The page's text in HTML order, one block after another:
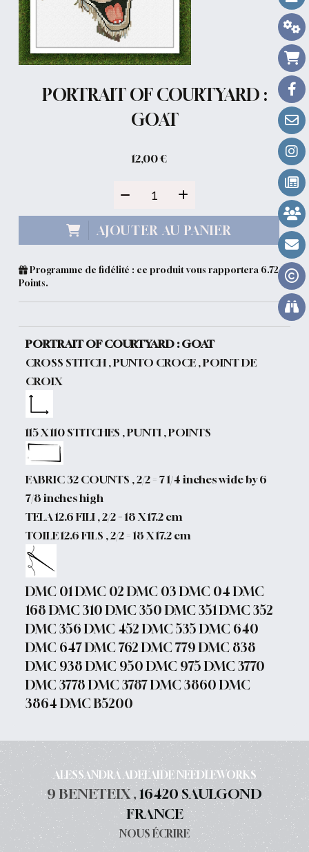
PORTRAIT OF COURTYARD :
GOAT
12,00€
AJOUTER AU PANIER
Programme de fidélité : ce produit vous rapportera 6.72
Points.
PORTRAIT OF COURTYARD : GOAT
CROSS STITCH , PUNTO CROCE , POINT DE
CROIX
115 X 110 STITCHES , PUNTI , POINTS
FABRIC 32 COUNTS , 2/2 = 7 1/4 inches wide by 6
7/8 inches high
TELA 12.6 FILI , 2/2 = 18 X 17.2 cm
TOILE 12.6 FILS , 2/2 = 18 X 17.2 cm
DMC 01 DMC 02 DMC 03 DMC 04 DMC
168 DMC 310 DMC 350 DMC 351 DMC 352
DMC 356 DMC 452 DMC 535 DMC 640
DMC 647 DMC 762 DMC 779 DMC 838
DMC 938 DMC 950 DMC 975 DMC 3770
DMC 3778 DMC 3787 DMC 3860 DMC
3864 DMC B5200
ALESSANDRA ADELAIDE NEEDLEWORKS
9 BENETEIX ,16420 SAULGOND
FRANCE
NOUS ÉCRIRE